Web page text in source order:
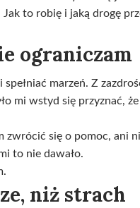
to robię i jaką drogę
ograniczam
marzeń. Z
mi wstyd się przyznać,
się o pomoc, ani
to nie dawało.
niż strach